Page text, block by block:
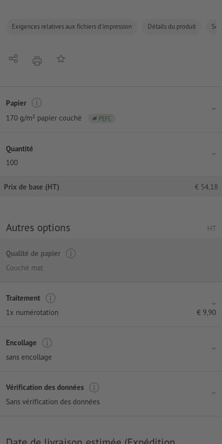
Exigences relatives aux fichiers d'impression Détails du produit
PartagerimprimerAjouter à liste d'article
Papier
170 g/m² papier couché
PEFC
Quantité
100
Prix de base (HT) € 54,18
Autres options HT
Qualité de papier
Couché mat
Traitement
1x numérotation
€ 9,90
Encollage
sans encollage
Vérification des données
Sans vérification des données